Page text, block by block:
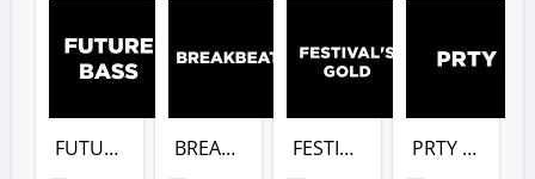
FUTURE BASS (DFM) BREAKBEAT (DFM) FESTIVALS GOLD (DFM) PRTY (DFM)